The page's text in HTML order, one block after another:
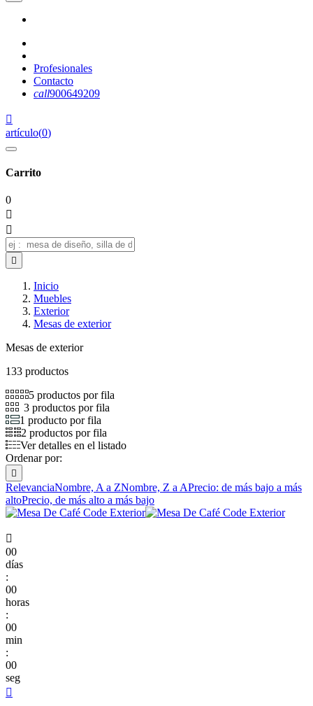
Profesionales
Contacto
call900649209

artículo(0)
Carrito
0



Inicio
Muebles
Exterior
Mesas de exterior
Mesas de exterior
133 productos
5 productos por fila
3 productos por fila
1 producto por fila
2 productos por fila
Ver detalles en el listado
Ordenar por:

RelevanciaNombre, A a ZNombre, Z a APrecio: de más bajo a más
altoPrecio, de más alto a más bajo

00
días
:
00
horas
:
00
min
:
00
seg
